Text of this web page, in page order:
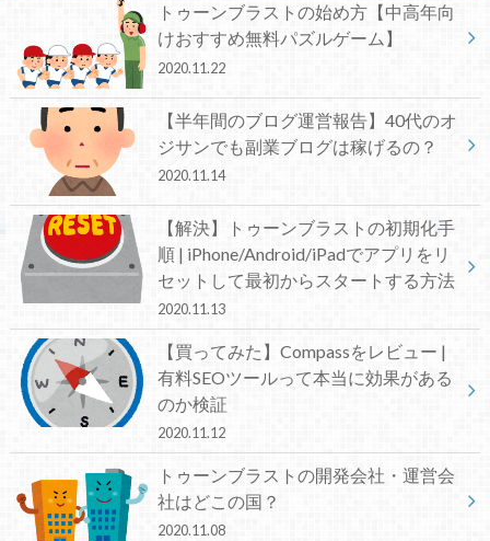
トゥーンブラストの始め方【中高年向
けおすすめ無料パズルゲーム】
2020.11.22
【半年間のブログ運営報告】40代のオ
ジサンでも副業ブログは稼げるの？
2020.11.14
【解決】トゥーンブラストの初期化手
順 | iPhone/Android/iPadでアプリをリ
セットして最初からスタートする方法
2020.11.13
【買ってみた】Compassをレビュー |
有料SEOツールって本当に効果がある
のか検証
2020.11.12
トゥーンブラストの開発会社・運営会
社はどこの国？
2020.11.08